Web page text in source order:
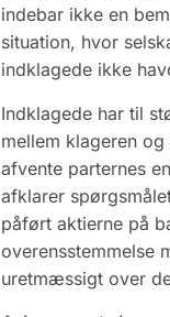
indebar ikke en
situation, hvor
indklagede ikke
Indklagede har til
mellem klageren
afvente parternes
afklarer
påført aktierne på
overensstemmelse
uretmæssigt over